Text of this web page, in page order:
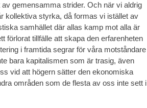
gemensamma strider. Och när vi aldrig
kollektiva styrka, då formas vi istället av
samhället där allas kamp mot alla är
förlorat tillfälle att skapa den erfarenheten
i framtida segrar för våra motståndare
bara kapitalismen som är trasig, även
vid att högern sätter den ekonomiska
områden som de flesta av oss inte sett i